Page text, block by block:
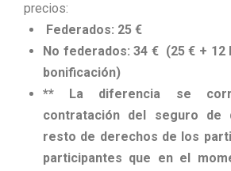
precios:
Federados: 25 €
No federados: 34 € (25 € + 12
bonificación)
** La diferencia se
contratación del seguro
resto de derechos de los
participantes que en el